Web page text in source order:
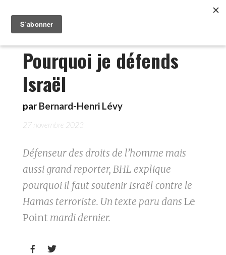
Pourquoi je défends
Israël
par Bernard-Henri Lévy
27 novembre 2023
Défenseur des droits de l’homme mais
aussi grand reporter, BHL explique
pourquoi il faut soutenir Israël contre le
Hamas terroriste. Un texte paru dans Le
Point mardi dernier.
 